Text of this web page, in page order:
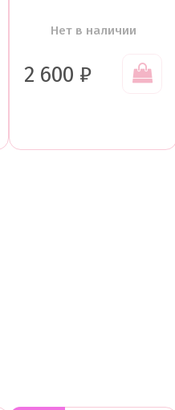
Нет в наличии
2 600 ₽